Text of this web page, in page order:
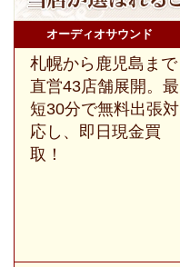
オーディオサウンド
札幌から鹿児島まで
直営43店舗展開。最
短30分で無料出張対
応し、即日現金買
取！